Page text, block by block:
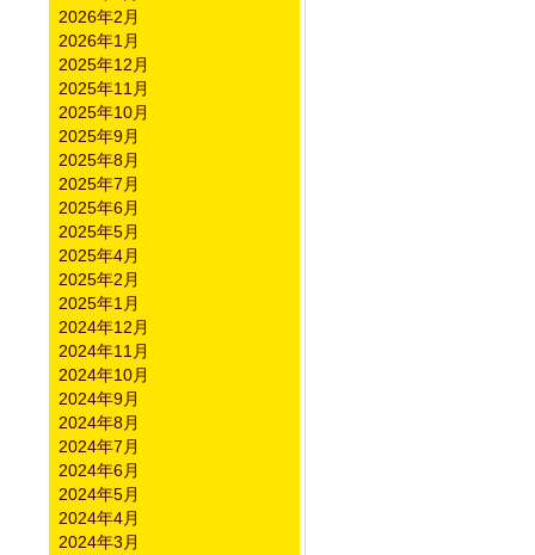
2026年2月
2026年1月
2025年12月
2025年11月
2025年10月
2025年9月
2025年8月
2025年7月
2025年6月
2025年5月
2025年4月
2025年2月
2025年1月
2024年12月
2024年11月
2024年10月
2024年9月
2024年8月
2024年7月
2024年6月
2024年5月
2024年4月
2024年3月